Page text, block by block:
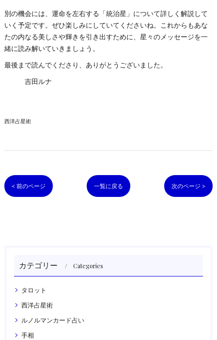
別の機会には、運命を左右する「統治星」について詳しく解説して
いく予定です。ぜひ楽しみにしていてくださいね。これからもあな
たの内なる美しさや輝きを引き出すために、星々のメッセージを一
緒に読み解いていきましょう。
最後まで読んでくださり、ありがとうございました。
吉田ルナ
西洋占星術
< 前のページ 一覧に戻る 次のページ >
カテゴリー Categories
タロット
西洋占星術
ルノルマンカード占い
手相